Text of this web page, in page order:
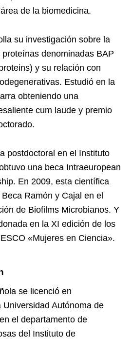
de la biomedicina.
su investigación sobre la
denominadas BAP
y su relación con
Estudió en la
obteniendo una
cum laude y premio
postdoctoral en el Instituto
una beca Intraeuropean
En 2009, esta científica
Ramón y Cajal en el
de Biofilms Microbianos. Y
en la XI edición de los
«Mujeres en Ciencia».
se licenció en
Autónoma de
el departamento de
del Instituto de